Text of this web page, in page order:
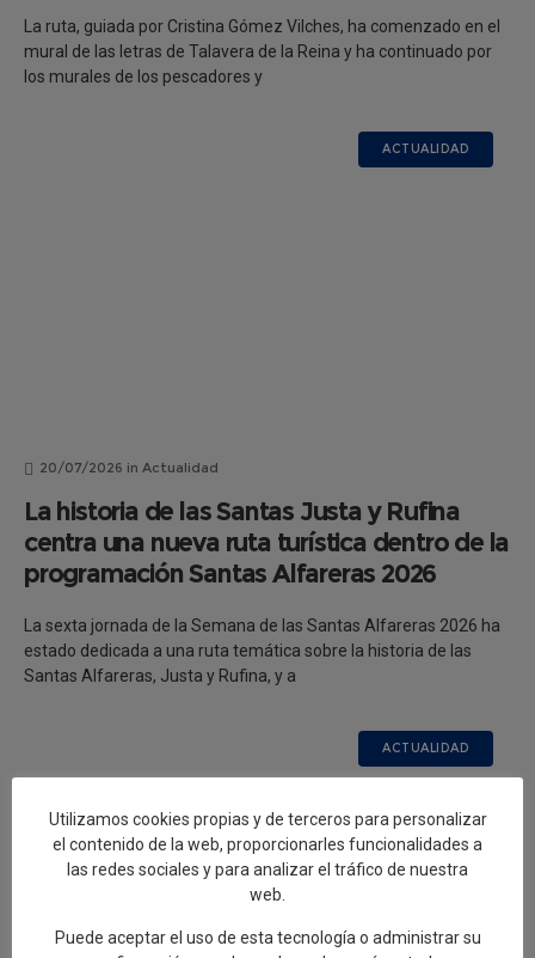
La ruta, guiada por Cristina Gómez Vilches, ha comenzado en el
mural de las letras de Talavera de la Reina y ha continuado por
los murales de los pescadores y
ACTUALIDAD
20/07/2026 in Actualidad
La historia de las Santas Justa y Rufina
centra una nueva ruta turística dentro de la
programación Santas Alfareras 2026
La sexta jornada de la Semana de las Santas Alfareras 2026 ha
estado dedicada a una ruta temática sobre la historia de las
Santas Alfareras, Justa y Rufina, y a
ACTUALIDAD
Utilizamos cookies propias y de terceros para personalizar
el contenido de la web, proporcionarles funcionalidades a
las redes sociales y para analizar el tráfico de nuestra
web.
Puede aceptar el uso de esta tecnología o administrar su